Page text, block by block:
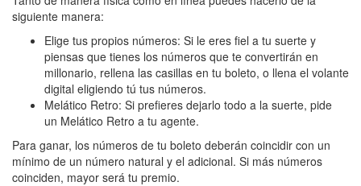
siguiente manera:
Elige tus propios números: Si le eres fiel a tu suerte y
piensas que tienes los números que te convertirán en
millonario, rellena las casillas en tu boleto, o llena el volante
digital eligiendo tú tus números.
Melático Retro: Si prefieres dejarlo todo a la suerte, pide
un Melático Retro a tu agente.
Para ganar, los números de tu boleto deberán coincidir con un
mínimo de un número natural y el adicional. Si más números
coinciden, mayor será tu premio.